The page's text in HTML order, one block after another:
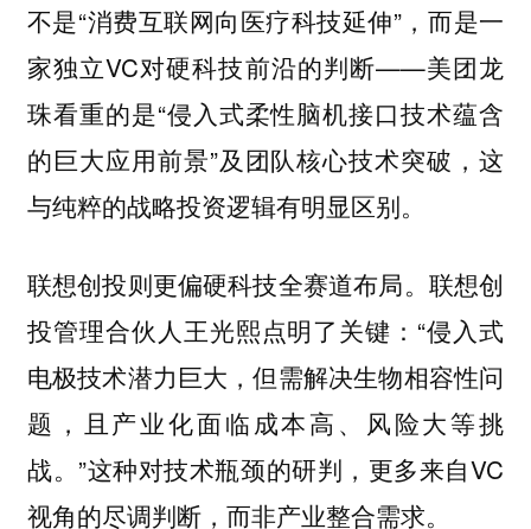
不是“消费互联网向医疗科技延伸”，而是一
家独立VC对硬科技前沿的判断——美团龙
珠看重的是“侵入式柔性脑机接口技术蕴含
的巨大应用前景”及团队核心技术突破，这
与纯粹的战略投资逻辑有明显区别。
联想创投则更偏硬科技全赛道布局。联想创
投管理合伙人王光熙点明了关键：“侵入式
电极技术潜力巨大，但需解决生物相容性问
题，且产业化面临成本高、风险大等挑
战。”这种对技术瓶颈的研判，更多来自VC
视角的尽调判断，而非产业整合需求。